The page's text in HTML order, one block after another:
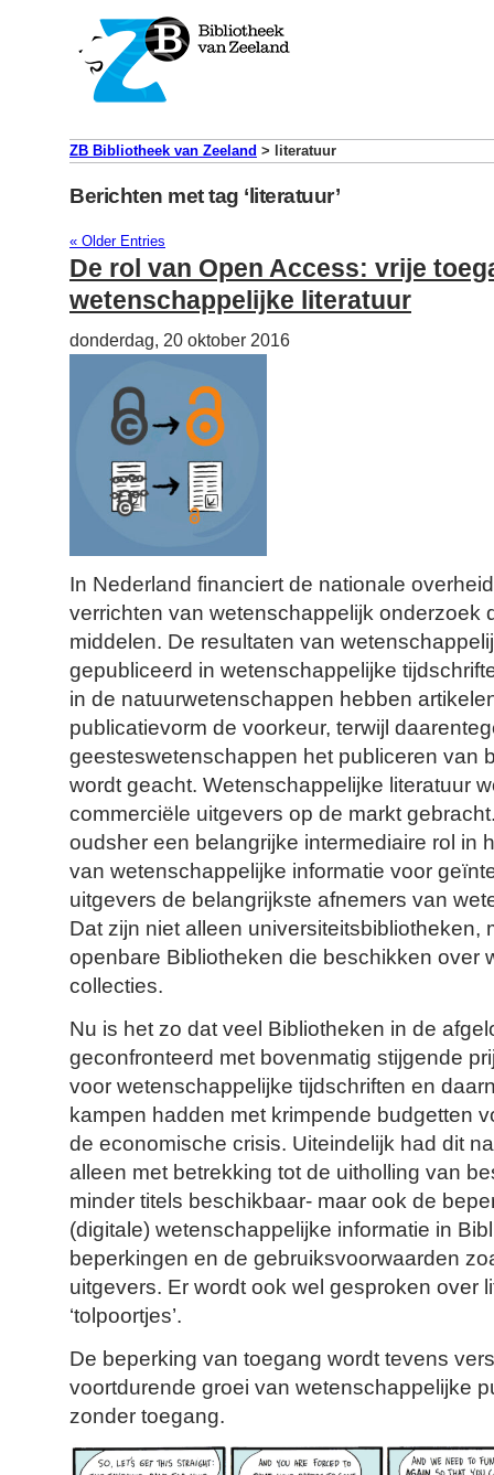
ZB Bibliotheek van Zeeland > literatuur
Berichten met tag ‘literatuur’
« Older Entries
De rol van Open Access: vrije
wetenschappelijke literatuur
donderdag, 20 oktober 2016
In Nederland financiert de nationale
verrichten van wetenschappelijk onderzoek
middelen. De resultaten van
gepubliceerd in wetenschappelijke
in de natuurwetenschappen hebben
publicatievorm de voorkeur, terwijl
geesteswetenschappen het publiceren van
wordt geacht. Wetenschappelijke literatuur
commerciële uitgevers op de markt
oudsher een belangrijke intermediaire rol in
van wetenschappelijke informatie voor
uitgevers de belangrijkste afnemers van
Dat zijn niet alleen universiteitsbibliotheken,
openbare Bibliotheken die beschikken over
collecties.
Nu is het zo dat veel Bibliotheken in de
geconfronteerd met bovenmatig stijgende
voor wetenschappelijke tijdschriften en
kampen hadden met krimpende budgetten
de economische crisis. Uiteindelijk had dit
alleen met betrekking tot de uitholling van
minder titels beschikbaar- maar ook de
(digitale) wetenschappelijke informatie in
beperkingen en de gebruiksvoorwaarden
uitgevers. Er wordt ook wel gesproken over
‘tolpoortjes’.
De beperking van toegang wordt tevens
voortdurende groei van wetenschappelijke
zonder toegang.